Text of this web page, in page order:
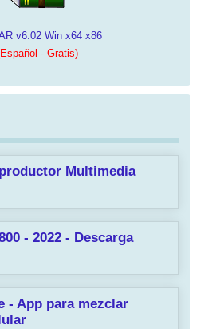
v6.02 Win x64 x86
- Gratis)
Multimedia
- 2022 - Descarga
- App para mezclar